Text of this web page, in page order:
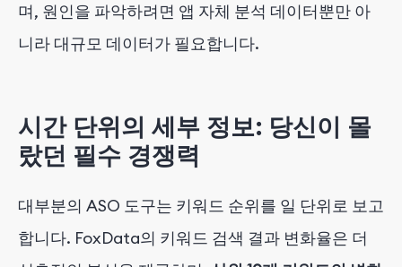
며, 원인을 파악하려면 앱 자체 분석 데이터뿐만 아
니라 대규모 데이터가 필요합니다.
시간 단위의 세부 정보: 당신이 몰
랐던 필수 경쟁력
대부분의 ASO 도구는 키워드 순위를 일 단위로 보고
합니다. FoxData의 키워드 검색 결과 변화율은 더